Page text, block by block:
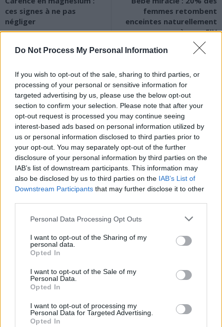
Do Not Process My Personal Information
If you wish to opt-out of the sale, sharing to third parties, or
processing of your personal or sensitive information for
targeted advertising by us, please use the below opt-out
section to confirm your selection. Please note that after your
opt-out request is processed you may continue seeing
interest-based ads based on personal information utilized by
us or personal information disclosed to third parties prior to
your opt-out. You may separately opt-out of the further
disclosure of your personal information by third parties on the
IAB’s list of downstream participants. This information may
also be disclosed by us to third parties on the IAB’s List of
Downstream Participants that may further disclose it to other
Personal Data Processing Opt Outs
I want to opt-out of the Sharing of my
personal data.
Opted In
I want to opt-out of the Sale of my
Personal Data.
Opted In
I want to opt-out of processing my
Personal Data for Targeted Advertising.
Opted In
ces signes à ne pas
négliger
femmes retombent
enceintes naturellement
après une FIV
News Santé
https://news-sante.fr
ARTICLES CONNEXES PLUS DE L'AUTEUR
Canicule : les conseils
cardiologues pour
éviter le danger
Éclipse du 12 août :
lunettes de sécurité
Un chewing-gum
combattre le cancer
Populaires
Médicament retiré en urgence pour risques graves et données falsifiées